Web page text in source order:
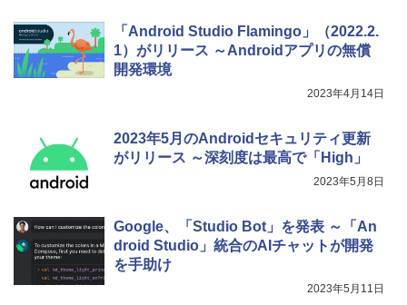
ェクトリストと最新エミュレータ紹介
￥1,600
￥31,980
New Amazon Kindle Scribe Colorsoft |
11インチカラーディスプレイ、64GBスト
き、グラファイト
「Android Studio Flamingo」（2022.2.
1）がリリース ～Androidアプリの無償
開発環境
2023年4月14日
2023年5月のAndroidセキュリティ更新
がリリース ～深刻度は最高で「High」
2023年5月8日
Google、「Studio Bot」を発表 ～「An
droid Studio」統合のAIチャットが開発
を手助け
2023年5月11日